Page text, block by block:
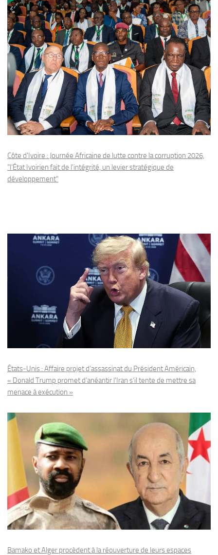
Côte d'Ivoire : Journée Africaine de lutte contre la corruption 2026,
"l'État Ivoirien fait de l'intégrité, un levier stratégique de
développement"
États-Unis : Affaire projet d’assassinat du Président Américain,
« Donald Trump promet d’anéantir l’Iran s’il tente de mettre sa
menace à exécution »
Bamako et Alger procèdent à la réouverture de leurs espaces